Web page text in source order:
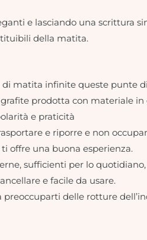
e lasciando una scrittura
della matita.
matita infinite queste punte
prodotta con materiale
e praticità
e riporre e non
offre una buona esperienza.
sufficienti per lo quotidiano,
e facile da usare.
delle rotture